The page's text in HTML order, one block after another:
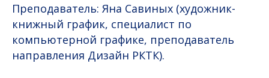
Преподаватель: Яна Савиных (художник-
книжный график, специалист по
компьютерной графике, преподаватель
направления Дизайн РКТК).